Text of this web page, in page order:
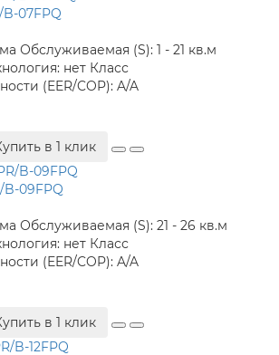
07FPQ
Обслуживаемая (S): 1 - 21 кв.м
нет Класс
(EER/COP): A/A
в 1 клик
09FPQ
Обслуживаемая (S): 21 - 26 кв.м
нет Класс
(EER/COP): A/A
в 1 клик